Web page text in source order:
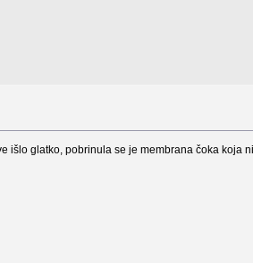
išlo glatko, pobrinula se je membrana čoka koja